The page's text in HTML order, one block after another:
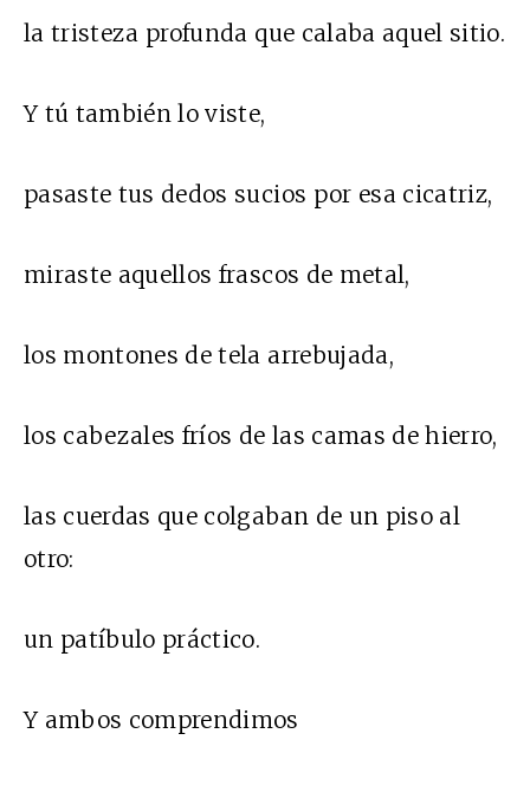
la tristeza profunda que calaba aquel sitio.
Y tú también lo viste,
pasaste tus dedos sucios por esa cicatriz,
miraste aquellos frascos de metal,
los montones de tela arrebujada,
los cabezales fríos de las camas de hierro,
las cuerdas que colgaban de un piso al
otro:
un patíbulo práctico.
Y ambos comprendimos